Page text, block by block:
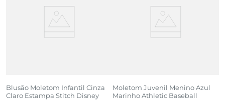
Blusão Moletom Infantil Cinza
Claro Estampa Stitch Disney
Moletom Juvenil Menino Azul
Marinho Athletic Baseball